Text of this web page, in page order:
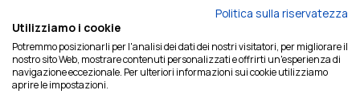
Ilmiovillaggio è un marchio di Ekiwi S.r.l.
Licenza Agenzia Viaggi e Turismo n° 2015/0133251 del
26/02/2015 e coperta da RC per Agenzia di Viaggi n°
OX00081147 REVO Specialty LiabilityXTravel Agencies.
Politica sulla riservatezza
Utilizziamo i cookie
Potremmo posizionarli per l'analisi dei dati dei nostri visitatori, per migliorare il
nostro sito Web, mostrare contenuti personalizzati e offrirti un'esperienza di
navigazione eccezionale. Per ulteriori informazioni sui cookie utilizziamo
aprire le impostazioni.